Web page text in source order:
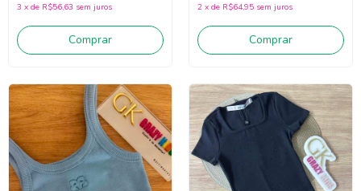
3 x de R$56,63 sem juros
Comprar
2 x de R$64,95 sem juros
Comprar